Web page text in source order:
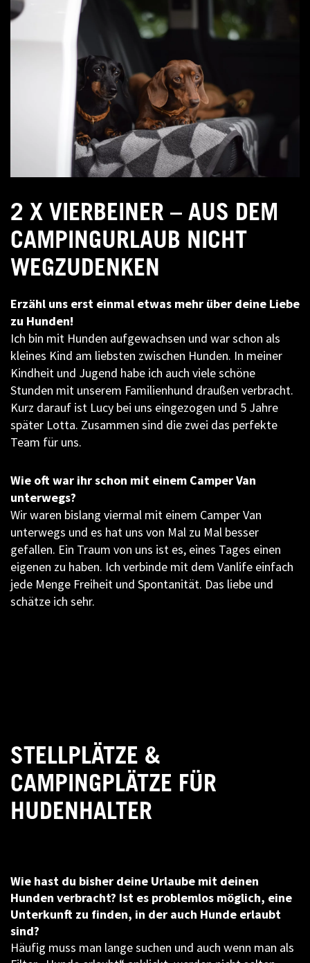
2 X VIERBEINER – AUS DEM
CAMPINGURLAUB NICHT
WEGZUDENKEN
Erzähl uns erst einmal etwas mehr über deine Liebe
zu Hunden!
Ich bin mit Hunden aufgewachsen und war schon als
kleines Kind am liebsten zwischen Hunden. In meiner
Kindheit und Jugend habe ich auch viele schöne
Stunden mit unserem Familienhund draußen verbracht.
Kurz darauf ist Lucy bei uns eingezogen und 5 Jahre
später Lotta. Zusammen sind die zwei das perfekte
Team für uns.
Wie oft war ihr schon mit einem Camper Van
unterwegs?
Wir waren bislang viermal mit einem Camper Van
unterwegs und es hat uns von Mal zu Mal besser
gefallen. Ein Traum von uns ist es, eines Tages einen
eigenen zu haben. Ich verbinde mit dem Vanlife einfach
jede Menge Freiheit und Spontanität. Das liebe und
schätze ich sehr.
STELLPLÄTZE &
CAMPINGPLÄTZE FÜR
HUDENHALTER
Wie hast du bisher deine Urlaube mit deinen
Hunden verbracht? Ist es problemlos möglich, eine
Unterkunft zu finden, in der auch Hunde erlaubt
sind?
Häufig muss man lange suchen und auch wenn man als